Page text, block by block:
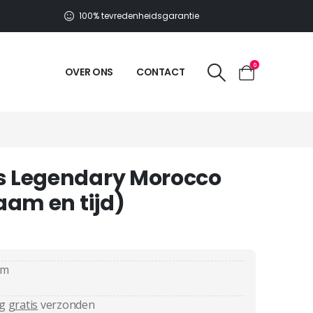
100% tevredenheidsgarantie
OVER ONS CONTACT
0
Legendary Morocco
en tijd)
gratis verzonden